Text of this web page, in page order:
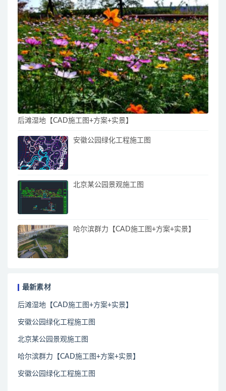
后滩湿地【CAD施工图+方案+实景】
安徽公园绿化工程施工图
北京某公园景观施工图
哈尔滨群力【CAD施工图+方案+实景】
最新素材
后滩湿地【CAD施工图+方案+实景】
安徽公园绿化工程施工图
北京某公园景观施工图
哈尔滨群力【CAD施工图+方案+实景】
安徽公园绿化工程施工图